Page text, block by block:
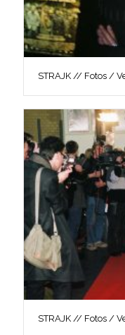
STRAJK // Fotos /
STRAJK // Fotos /